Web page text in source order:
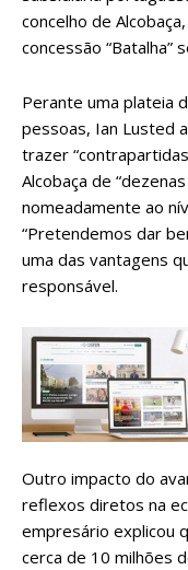
concelho de
concessão “Batalha”
Perante uma plateia
pessoas, Ian Lusted
trazer
Alcobaça de
nomeadamente ao
“Pretendemos dar
uma das vantagens
responsável.
Outro impacto do
reflexos diretos na
empresário explicou
cerca de 10 milhões